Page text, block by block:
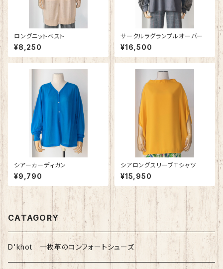
ロングニットベスト
¥8,250
サークルラグランプルオーバー
¥16,500
シアーカーディガン
¥9,790
シアロングスリーブTシャツ
¥15,950
CATAGORY
D'khot 一枚革のコンフォートシューズ